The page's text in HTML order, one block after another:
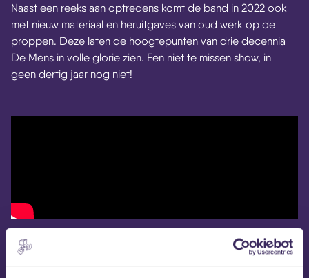
Naast een reeks aan optredens komt de band in 2022 ook
met nieuw materiaal en heruitgaves van oud werk op de
proppen. Deze laten de hoogtepunten van drie decennia
De Mens in volle glorie zien. Een niet te missen show, in
geen dertig jaar nog niet!